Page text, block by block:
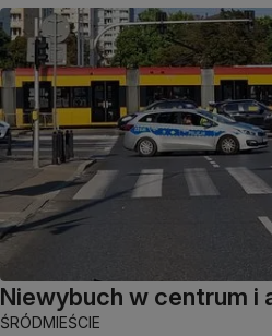
Niewybuch w centrum i
ŚRÓDMIEŚCIE